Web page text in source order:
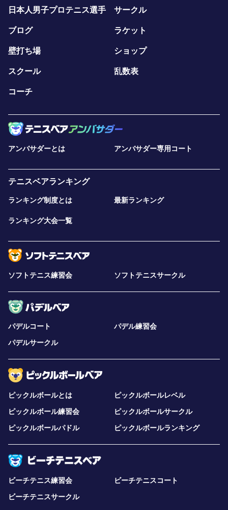
日本人男子プロテニス選手 サークル
ブログ ラケット
壁打ち場 ショップ
スクール 乱数表
コーチ
アンバサダーとは アンバサダー専用コート
テニスベアランキング
ランキング制度とは 最新ランキング
ランキング大会一覧
ソフトテニス練習会 ソフトテニスサークル
パデルコート
パデル練習会
パデルサークル
ピックルボールとは
ピックルボールレベル
ピックルボール練習会
ピックルボールサークル
ピックルボールパドル
ピックルボールランキング
ビーチテニス練習会
ビーチテニスコート
ビーチテニスサークル